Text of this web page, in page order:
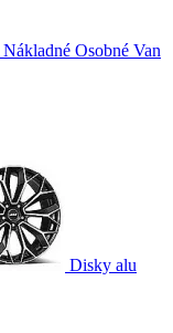
Nákladné Osobné Van
Disky alu